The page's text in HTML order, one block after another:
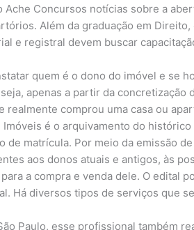
Ache Concursos notícias sobre a
Além da graduação em
e registral devem buscar
quem é o dono do imóvel e se
apenas a partir da
realmente comprou uma casa ou
Imóveis é o arquivamento do
de matrícula. Por meio da emissão
aos donos atuais e antigos, às
a compra e venda dele. O edital
Há diversos tipos de serviços que
Paulo, esse profissional também